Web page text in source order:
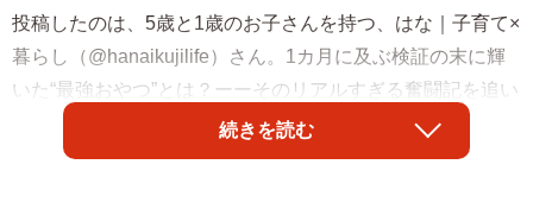
投稿したのは、5歳と1歳のお子さんを持つ、はな｜子育て×
暮らし（@hanaikujilife）さん。1カ月に及ぶ検証の末に輝
いた“最強おやつ”とは？ーーそのリアルすぎる奮闘記を追い
続きを読む